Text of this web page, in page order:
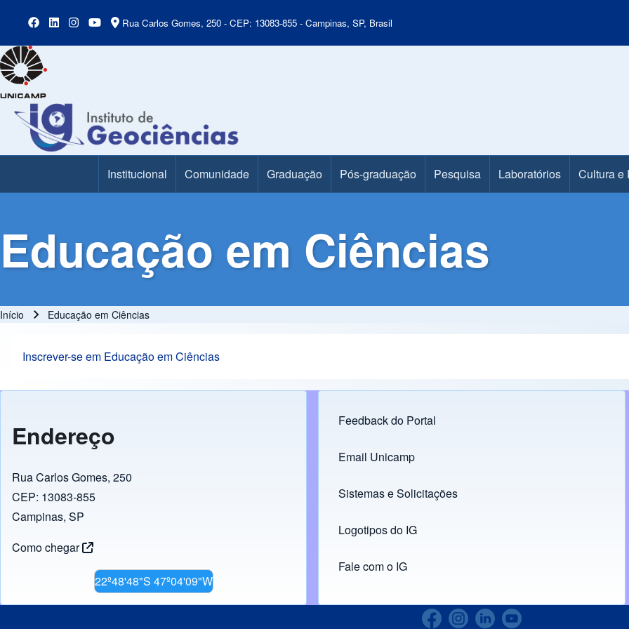
Rua Carlos Gomes, 250 - CEP: 13083-855 - Campinas, SP, Brasil
Main MenuInstitucional Comunidade Graduação Pós-graduação Pesquisa Laboratórios Cultura e
Educação em Ciências
Início Educação em Ciências
Inscrever-se em Educação em Ciências
Endereço
Rua Carlos Gomes, 250
CEP: 13083-855
Campinas, SP
Como chegar
22º48'48"S 47º04'09"W
Footer menu
Feedback do Portal
Links
Email Unicamp
(opens in new tab)
Sistemas e Solicitações
(opens in new tab)
Logotipos do IG
(opens in new tab)
Fale com o IG